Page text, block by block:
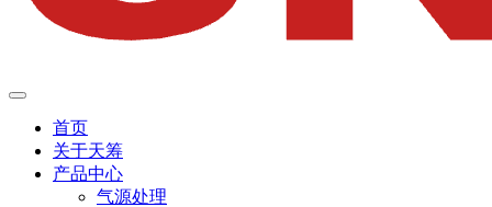
首页
关于天筹
产品中心
气源处理